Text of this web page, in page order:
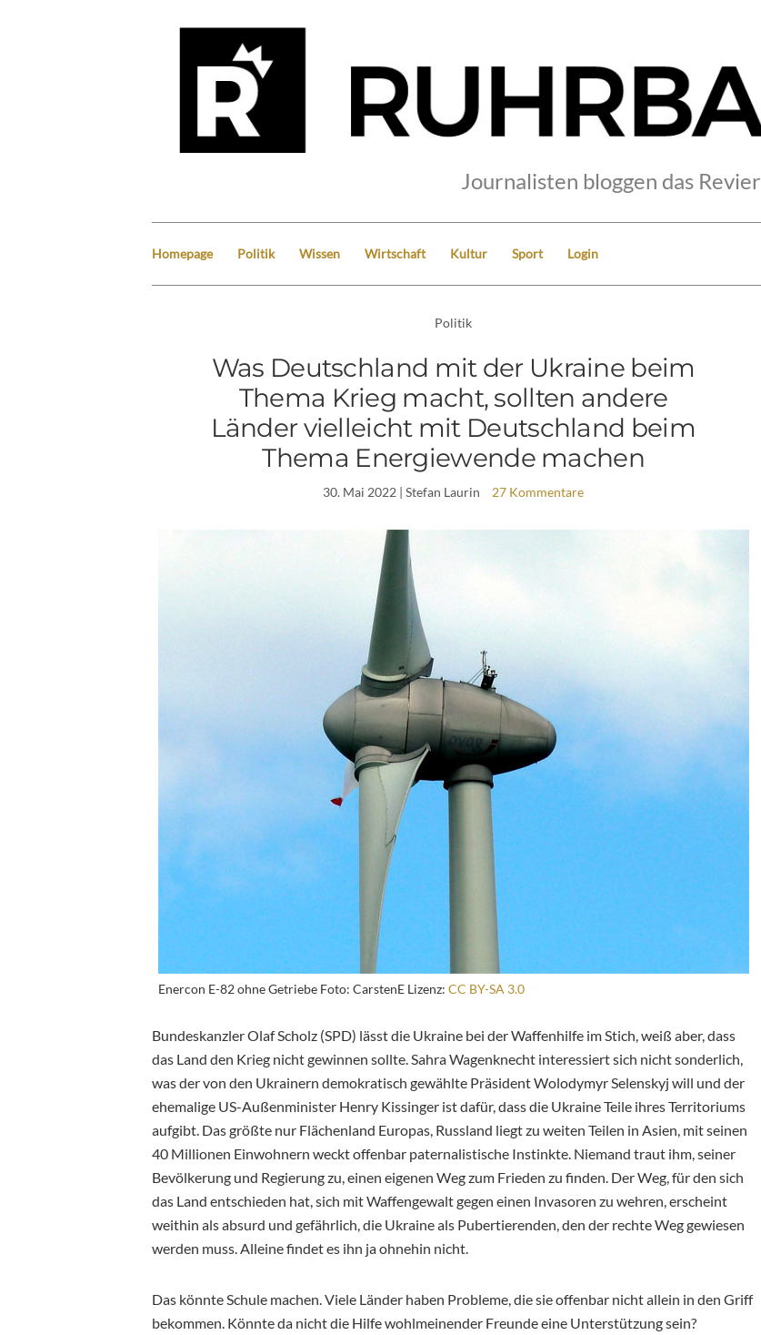
Journalisten bloggen das Revier
Homepage Politik Wissen Wirtschaft Kultur Sport Login
Politik
Was Deutschland mit der Ukraine beim
Thema Krieg macht, sollten andere
Länder vielleicht mit Deutschland beim
Thema Energiewende machen
30. Mai 2022 | Stefan Laurin 27 Kommentare
Enercon E-82 ohne Getriebe Foto: CarstenE Lizenz: CC BY-SA 3.0
Bundeskanzler Olaf Scholz (SPD) lässt die Ukraine bei der Waffenhilfe im Stich, weiß aber, dass
das Land den Krieg nicht gewinnen sollte. Sahra Wagenknecht interessiert sich nicht sonderlich,
was der von den Ukrainern demokratisch gewählte Präsident Wolodymyr Selenskyj will und der
ehemalige US-Außenminister Henry Kissinger ist dafür, dass die Ukraine Teile ihres Territoriums
aufgibt. Das größte nur Flächenland Europas, Russland liegt zu weiten Teilen in Asien, mit seinen
40 Millionen Einwohnern weckt offenbar paternalistische Instinkte. Niemand traut ihm, seiner
Bevölkerung und Regierung zu, einen eigenen Weg zum Frieden zu finden. Der Weg, für den sich
das Land entschieden hat, sich mit Waffengewalt gegen einen Invasoren zu wehren, erscheint
weithin als absurd und gefährlich, die Ukraine als Pubertierenden, den der rechte Weg gewiesen
werden muss. Alleine findet es ihn ja ohnehin nicht.
Das könnte Schule machen. Viele Länder haben Probleme, die sie offenbar nicht allein in den Griff
bekommen. Könnte da nicht die Hilfe wohlmeinender Freunde eine Unterstützung sein?